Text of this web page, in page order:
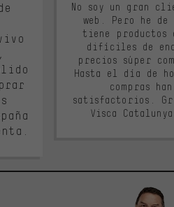
No soy un gran
web. Pero he
tiene productos
difíciles de
precios súper
Hasta el día de
compras
satisfactorios.
Visca